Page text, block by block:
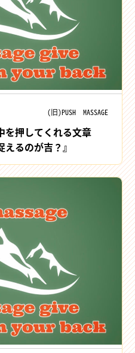
(旧)PUSH MASSAGE
を押してくれる文章
えるのが吉？』